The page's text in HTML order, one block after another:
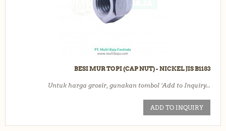
BESI MUR TOPI (CAP NUT) - NICKEL JIS B1183
Untuk harga grosir, gunakan tombol ‘Add to Inquiry...
ADD TO INQUIRY